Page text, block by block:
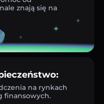
znają się na
na rynkach
finansowych.